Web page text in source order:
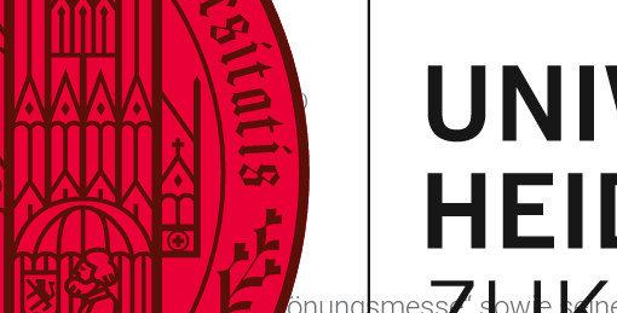
(Tenor), Thomas Herberich (Bass)